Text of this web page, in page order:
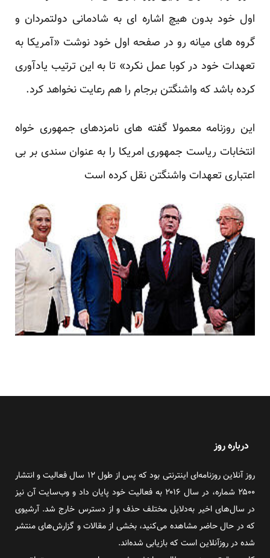
اول خود بدون هیچ اشاره ای به شادمانی دولتمردان و
گروه های میانه رو در صفحه اول خود نوشت «آمریکا به
تعهدات خود در کوبا عمل نکرد» تا به این ترتیب یادآوری
کرده باشد که واشنگتن برجام را هم رعایت نخواهد کرد.
این روزنامه معمولا گفته های نامزدهای جمهوری خواه
انتخابات ریاست جمهوری امریکا را به عنوان سندی بر بی
اعتباری تعهدات واشنگتن نقل کرده است
درباره روز
روز آنلاین روزنامه‌ای اینترنتی بود که پس از طول ۱۲ سال فعالیت و انتشار
۲۵۰۰ شماره، در سال ۲۰۱۶ به فعالیت خود پایان داد و وب‌سایت آن نیز
در سال‌های اخیر به‌دلایل مختلف حذف و از دسترس خارج شد. آرشیوی
که در حال حاضر مشاهده می‌کنید، بخشی از مقالات و گزارش‌های منتشر
شده در روزآنلاین است که بازیابی شده‌اند.